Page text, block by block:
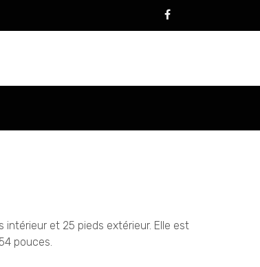
intérieur et 25 pieds extérieur. Elle est
pouces.